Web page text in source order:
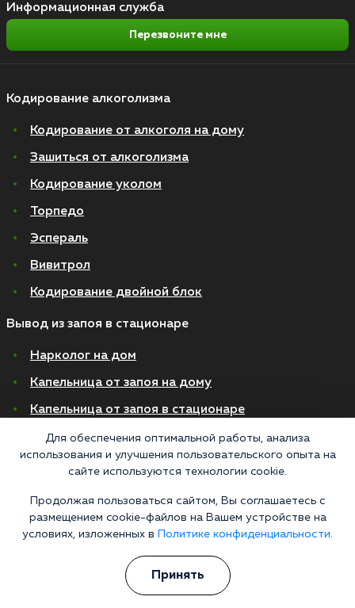
Кодирование алкоголизма
Кодирование от алкоголя на дому
Зашиться от алкоголизма
Кодирование уколом
Торпедо
Эспераль
Вивитрол
Кодирование двойной блок
Вывод из запоя в стационаре
Нарколог на дом
Капельница от запоя на дому
Капельница от запоя в стационаре
Капельница от похмелья
Детоксикация
Лечение алкоголизма в стационаре
Информационная служба
Перезвоните мне
Для обеспечения оптимальной работы, анализа
использования и улучшения пользовательского опыта на
сайте используются технологии cookie.
Продолжая пользоваться сайтом, Вы соглашаетесь с
размещением cookie-файлов на Вашем устройстве на
условиях, изложенных в
Политике конфиденциальности.
Принять